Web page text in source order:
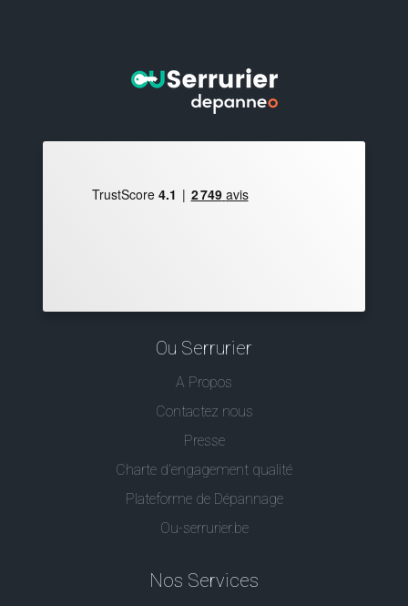
Ou Serrurier
A Propos
Contactez nous
Presse
Charte d’engagement qualité
Plateforme de Dépannage
Ou-serrurier.be
Nos Services